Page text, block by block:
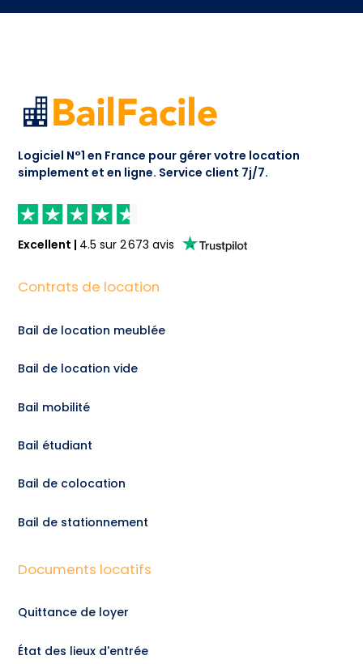
Logiciel N°1 en France pour gérer votre location
simplement et en ligne. Service client 7j/7.
Excellent | 4.5 sur2 673 avis
Contrats de location
Bail de location meublée
Bail de location vide
Bail mobilité
Bail étudiant
Bail de colocation
Bail de stationnement
Documents locatifs
Quittance de loyer
État des lieux d'entrée